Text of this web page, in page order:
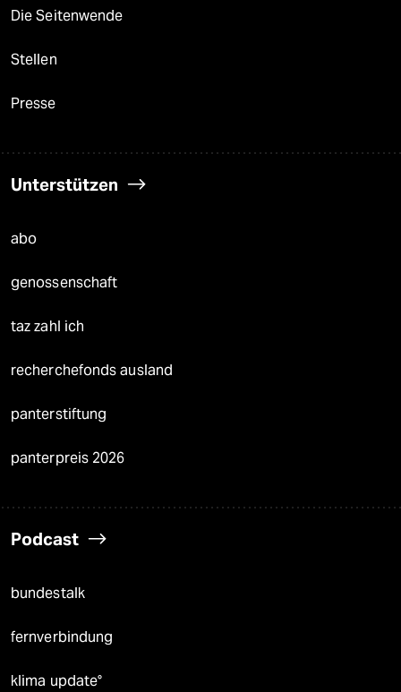
Die Seitenwende
Stellen
Presse
Unterstützen
abo
genossenschaft
taz zahl ich
recherchefonds ausland
panterstiftung
panterpreis 2026
Podcast
bundestalk
fernverbindung
klima update°